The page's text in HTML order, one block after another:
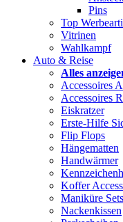
Pins
Top
Vitrinen
Wahlkampf
Auto & Reise
Alles
Accessoires
Accessoires
Eiskratzer
Erste-Hilfe
Flip Flops
Hängematten
Handwärmer
Koffer
Maniküre Sets
Nackenkissen